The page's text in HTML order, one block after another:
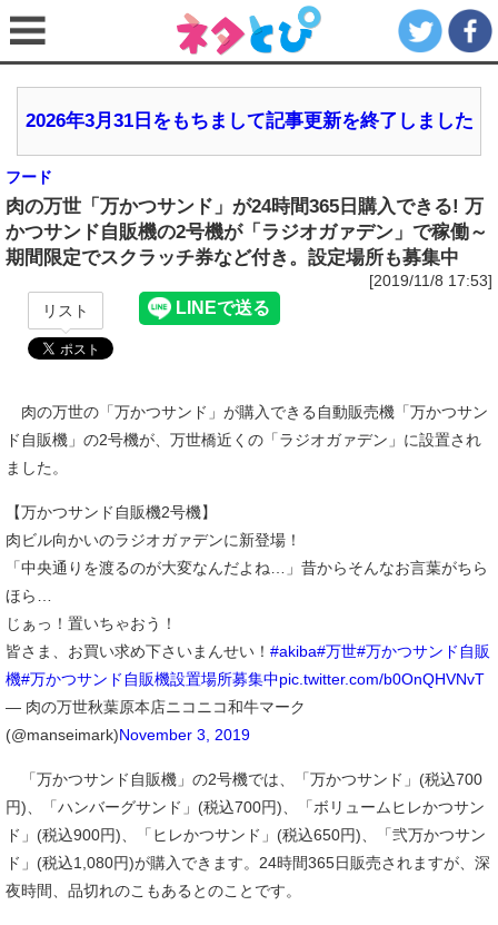
2026年3月31日をもちまして記事更新を終了しました
フード
肉の万世「万かつサンド」が24時間365日購入できる! 万
かつサンド自販機の2号機が「ラジオガァデン」で稼働～
期間限定でスクラッチ券など付き。設定場所も募集中
[2019/11/8 17:53]
リスト
肉の万世の「万かつサンド」が購入できる自動販売機「万かつサン
ド自販機」の2号機が、万世橋近くの「ラジオガァデン」に設置され
ました。
【万かつサンド自販機2号機】
肉ビル向かいのラジオガァデンに新登場！
「中央通りを渡るのが大変なんだよね…」昔からそんなお言葉がちら
ほら…
じぁっ！置いちゃおう！
皆さま、お買い求め下さいまんせい！ #akiba#万世#万かつサンド自販
機#万かつサンド自販機設置場所募集中pic.twitter.com/b0OnQHVNvT
— 肉の万世秋葉原本店ニコニコ和牛マーク
(@manseimark)November 3, 2019
「万かつサンド自販機」の2号機では、「万かつサンド」(税込700
円)、「ハンバーグサンド」(税込700円)、「ボリュームヒレかつサン
ド」(税込900円)、「ヒレかつサンド」(税込650円)、「弐万かつサン
ド」(税込1,080円)が購入できます。24時間365日販売されますが、深
夜時間、品切れのこもあるとのことです。